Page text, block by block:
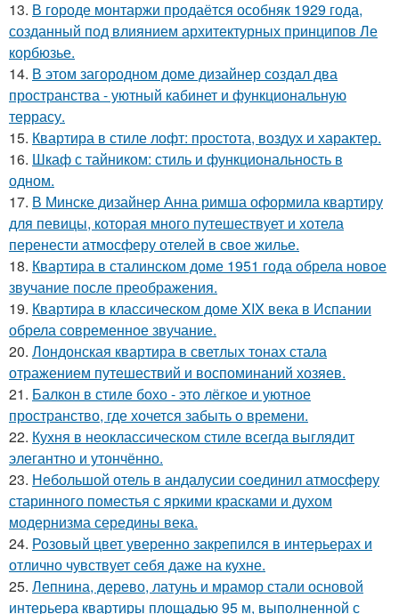
13. В городе монтаржи продаётся особняк 1929 года,
созданный под влиянием архитектурных принципов Ле
корбюзье.
14. В этом загородном доме дизайнер создал два
пространства - уютный кабинет и функциональную
террасу.
15. Квартира в стиле лофт: простота, воздух и характер.
16. Шкаф с тайником: стиль и функциональность в
одном.
17. В Минске дизайнер Анна римша оформила квартиру
для певицы, которая много путешествует и хотела
перенести атмосферу отелей в свое жилье.
18. Квартира в сталинском доме 1951 года обрела новое
звучание после преображения.
19. Квартира в классическом доме XIX века в Испании
обрела современное звучание.
20. Лондонская квартира в светлых тонах стала
отражением путешествий и воспоминаний хозяев.
21. Балкон в стиле бохо - это лёгкое и уютное
пространство, где хочется забыть о времени.
22. Кухня в неоклассическом стиле всегда выглядит
элегантно и утончённо.
23. Небольшой отель в андалусии соединил атмосферу
старинного поместья с яркими красками и духом
модернизма середины века.
24. Розовый цвет уверенно закрепился в интерьерах и
отлично чувствует себя даже на кухне.
25. Лепнина, дерево, латунь и мрамор стали основой
интерьера квартиры площадью 95 м, выполненной с